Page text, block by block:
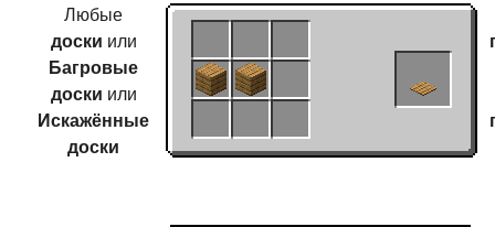
Любые
доски или
Багровые
доски или
Искажённые
доски